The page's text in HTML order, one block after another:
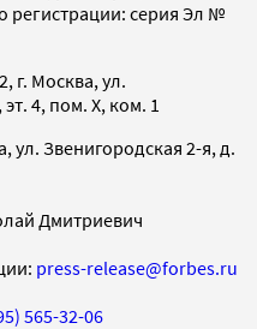
регистрации: серия Эл №
г. Москва, ул.
4, пом. X, ком. 1
ул. Звенигородская 2-я, д.
Дмитриевич
press-release@forbes.ru
565-32-06